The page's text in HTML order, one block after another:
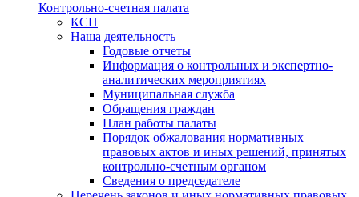
Контрольно-счетная палата
КСП
Наша деятельность
Годовые отчеты
Информация о контрольных и экспертно-
аналитических мероприятиях
Муниципальная служба
Обращения граждан
План работы палаты
Порядок обжалования нормативных
правовых актов и иных решений, принятых
контрольно-счетным органом
Сведения о председателе